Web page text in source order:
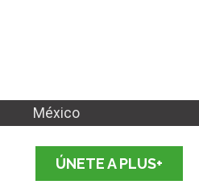
México
ÚNETE A PLUS+